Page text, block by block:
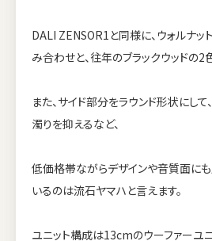
DALI ZENSOR1と同様に、ウォルナッ
み合わせと、往年のブラックウッドの2
また、サイド部分をラウンド形状にし
濁りを抑えるなど、
低価格帯ながらデザインや音質面に
いるのは流石ヤマハと言えます。
ユニット構成は13cmのウーファーユ